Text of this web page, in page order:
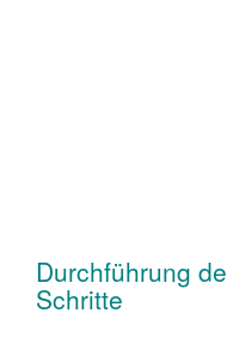
Durchführung
Schritte